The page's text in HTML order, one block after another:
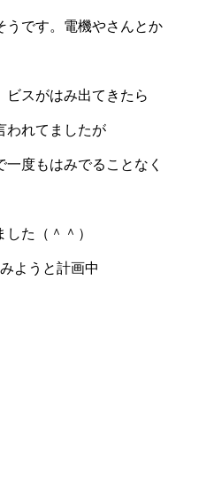
うです。電機やさんとか
ビスがはみ出てきたら
われてましたが
度もはみでることなく
た（＾＾）
ようと計画中